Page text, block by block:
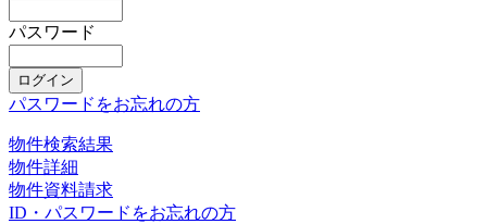
パスワード
パスワードをお忘れの方
物件検索結果
物件詳細
物件資料請求
ID・パスワードをお忘れの方